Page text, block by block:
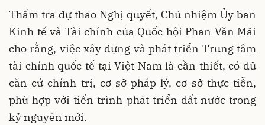
Thẩm tra dự thảo Nghị quyết, Chủ nhiệm Ủy ban
Kinh tế và Tài chính của Quốc hội Phan Văn Mãi
cho rằng, việc xây dựng và phát triển Trung tâm
tài chính quốc tế tại Việt Nam là cần thiết, có đủ
căn cứ chính trị, cơ sở pháp lý, cơ sở thực tiễn,
phù hợp với tiến trình phát triển đất nước trong
kỷ nguyên mới.